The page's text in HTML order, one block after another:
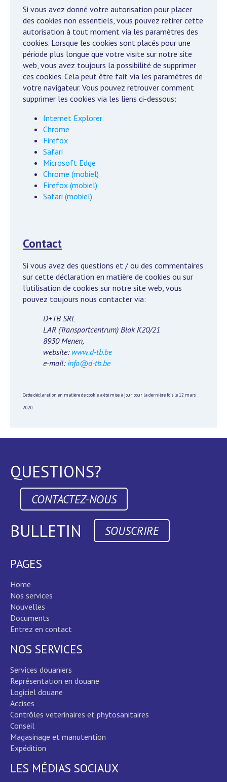
Si vous avez donné votre autorisation pour placer
des cookies non essentiels, vous pouvez retirer cette
autorisation à tout moment via les paramètres des
cookies. Lorsque les cookies sont placés pour une
période plus longue que votre visite sur notre site
web, vous avez toujours la possibilité de supprimer
ces cookies. Cela peut être fait via les paramètres de
votre navigateur. Vous pouvez retrouver comment
supprimer les cookies via les liens ci-dessous:
Internet Explorer
Chrome
Firefox
Safari
Microsoft Edge
Chrome (mobiel)
Firefox (mobiel)
Safari (mobiel)
Contact
Si vous avez des questions et / ou des commentaires
sur cette déclaration en matière de cookies ou sur
l'utilisation de cookies sur notre site web, vous
pouvez toujours nous contacter via:
D+TB SRL
LAR (Transportcentrum) Blok K20/21
8930 Menen,
website: www.d-tb.be
e-mail: info@d-tb.be
Cette déclaration en matière de cookie a été mise à jour pour la dernière fois le 12 mars
2020.
QUESTIONS?
CONTACTEZ-NOUS
BULLETIN SOUSCRIRE
PAGES
Home
Nos services
Nouvelles
Documents
Entrez en contact
NOS SERVICES
Services douaniers
Représentation en douane
Logiciel douane
Accises
Contrôles veterinaires et phytosanitaires
Conseil
Magasinage et manutention
Expédition
LES MÉDIAS SOCIAUX